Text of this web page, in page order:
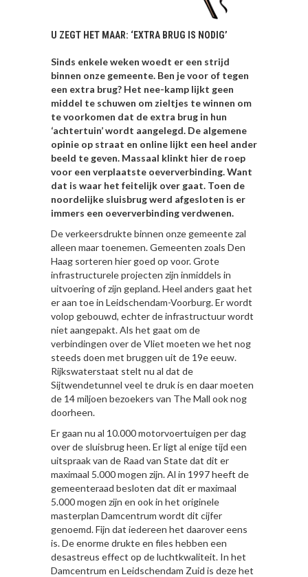
U ZEGT HET MAAR: ‘EXTRA BRUG IS NODIG’
Sinds enkele weken woedt er een strijd
binnen onze gemeente. Ben je voor of tegen
een extra brug? Het nee-kamp lijkt geen
middel te schuwen om zieltjes te winnen om
te voorkomen dat de extra brug in hun
‘achtertuin’ wordt aangelegd. De algemene
opinie op straat en online lijkt een heel ander
beeld te geven. Massaal klinkt hier de roep
voor een verplaatste oeververbinding. Want
dat is waar het feitelijk over gaat. Toen de
noordelijke sluisbrug werd afgesloten is er
immers een oeververbinding verdwenen.
De verkeersdrukte binnen onze gemeente zal
alleen maar toenemen. Gemeenten zoals Den
Haag sorteren hier goed op voor. Grote
infrastructurele projecten zijn inmiddels in
uitvoering of zijn gepland. Heel anders gaat het
er aan toe in Leidschendam-Voorburg. Er wordt
volop gebouwd, echter de infrastructuur wordt
niet aangepakt. Als het gaat om de
verbindingen over de Vliet moeten we het nog
steeds doen met bruggen uit de 19e eeuw.
Rijkswaterstaat stelt nu al dat de
Sijtwendetunnel veel te druk is en daar moeten
de 14 miljoen bezoekers van The Mall ook nog
doorheen.
Er gaan nu al 10.000 motorvoertuigen per dag
over de sluisbrug heen. Er ligt al enige tijd een
uitspraak van de Raad van State dat dit er
maximaal 5.000 mogen zijn. Al in 1997 heeft de
gemeenteraad besloten dat dit er maximaal
5.000 mogen zijn en ook in het originele
masterplan Damcentrum wordt dit cijfer
genoemd. Fijn dat iedereen het daarover eens
is. De enorme drukte en files hebben een
desastreus effect op de luchtkwaliteit. In het
Damcentrum en Leidschendam Zuid is deze het